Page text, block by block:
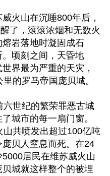
火山在沉睡800年后，
了，滚滚浓烟和无数火
岩落地时凝固成石
顷刻之间，天昏地
界最为严重的天灾，
的罗马帝国庞贝城。
世纪的繁荣罪恶古城
城市的每一扇门窗。
共喷发出超过100亿吨
贝人窒息而死。在24
居民在维苏威火山
城就这样整个的被埋